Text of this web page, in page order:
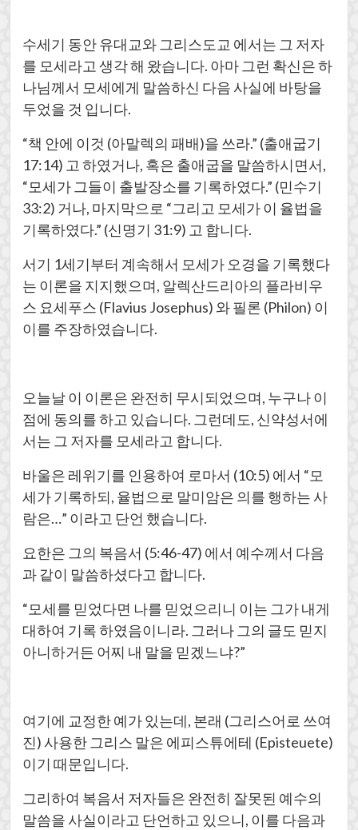
수세기 동안 유대교와 그리스도교 에서는 그 저자
를 모세라고 생각 해 왔습니다. 아마 그런 확신은 하
나님께서 모세에게 말씀하신 다음 사실에 바탕을
두었을 것 입니다.
“책 안에 이것 (아말렉의 패배)을 쓰라.” (출애굽기
17:14) 고 하였거나, 혹은 출애굽을 말씀하시면서,
“모세가 그들이 출발장소를 기록하였다.” (민수기
33:2) 거나, 마지막으로 “그리고 모세가 이 율법을
기록하였다.” (신명기 31:9) 고 합니다.
서기 1세기부터 계속해서 모세가 오경을 기록했다
는 이론을 지지했으며, 알렉산드리아의 플라비우
스 요세푸스 (Flavius Josephus) 와 필론 (Philon) 이
이를 주장하였습니다.
오늘날 이 이론은 완전히 무시되었으며, 누구나 이
점에 동의를 하고 있습니다. 그런데도, 신약성서에
서는 그 저자를 모세라고 합니다.
바울은 레위기를 인용하여 로마서 (10:5) 에서 “모
세가 기록하되, 율법으로 말미암은 의를 행하는 사
람은…” 이라고 단언 했습니다.
요한은 그의 복음서 (5:46-47) 에서 예수께서 다음
과 같이 말씀하셨다고 합니다.
“모세를 믿었다면 나를 믿었으리니 이는 그가 내게
대하여 기록 하였음이니라. 그러나 그의 글도 믿지
아니하거든 어찌 내 말을 믿겠느냐?”
여기에 교정한 예가 있는데, 본래 (그리스어로 쓰여
진) 사용한 그리스 말은 에피스튜에테 (Episteuete)
이기 때문입니다.
그리하여 복음서 저자들은 완전히 잘못된 예수의
말씀을 사실이라고 단언하고 있으니, 이를 다음과